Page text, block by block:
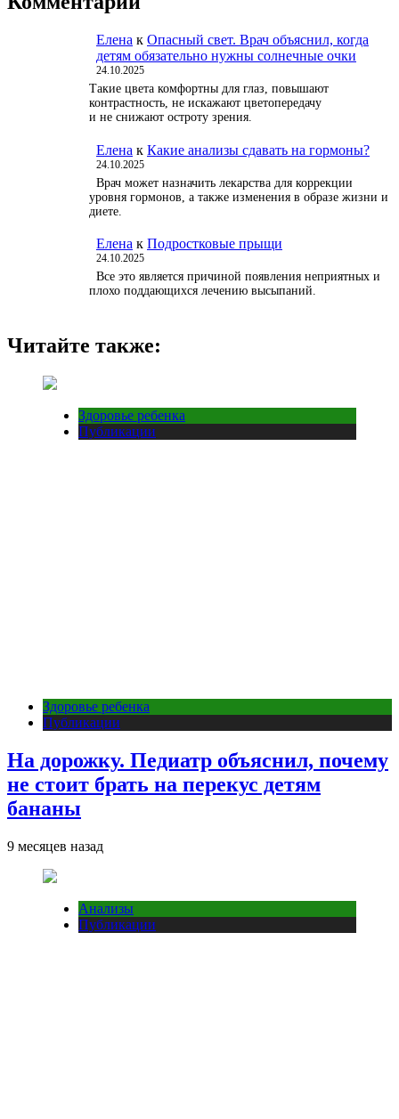
Елена к Опасный свет. Врач объяснил, когда
детям обязательно нужны солнечные очки
24.10.2025
Такие цвета комфортны для глаз, повышают
контрастность, не искажают цветопередачу
и не снижают остроту зрения.
Елена к Какие анализы сдавать на гормоны?
24.10.2025
Врач может назначить лекарства для коррекции
уровня гормонов, а также изменения в образе жизни и
диете.
Елена к Подростковые прыщи
24.10.2025
Все это является причиной появления неприятных и
плохо поддающихся лечению высыпаний.
Читайте также:
Здоровье ребенка
Публикации
Здоровье ребенка
Публикации
На дорожку. Педиатр объяснил, почему
не стоит брать на перекус детям
бананы
9 месяцев назад
Анализы
Публикации